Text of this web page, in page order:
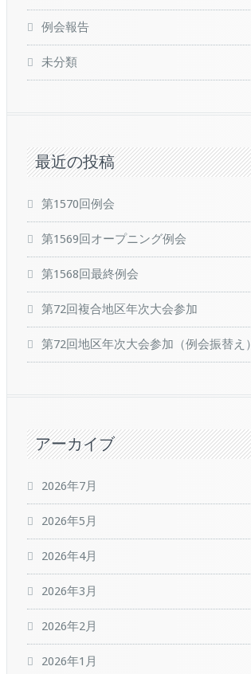
例会報告
未分類
最近の投稿
第1570回例会
第1569回オープニング例会
第1568回最終例会
第72回複合地区年次大会参加
第72回地区年次大会参加（例会振替え）
アーカイブ
2026年7月
2026年5月
2026年4月
2026年3月
2026年2月
2026年1月